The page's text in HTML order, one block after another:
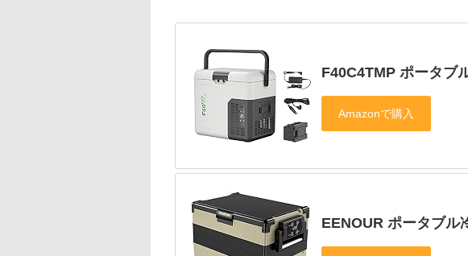
F40C4TMP ポータブ
EENOUR ポータブル